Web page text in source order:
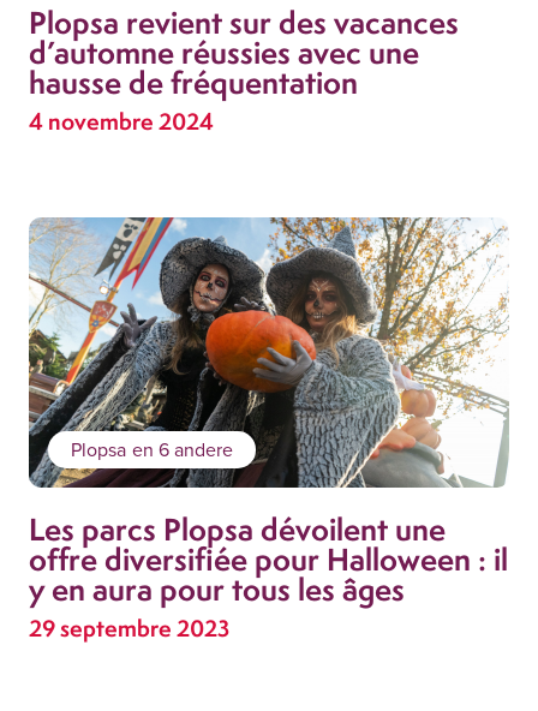
Plopsa revient sur des vacances
d’automne réussies avec une
hausse de fréquentation
4 novembre 2024
Plopsa en 6 andere
Les parcs Plopsa dévoilent une
offre diversifiée pour Halloween : il
y en aura pour tous les âges
29 septembre 2023